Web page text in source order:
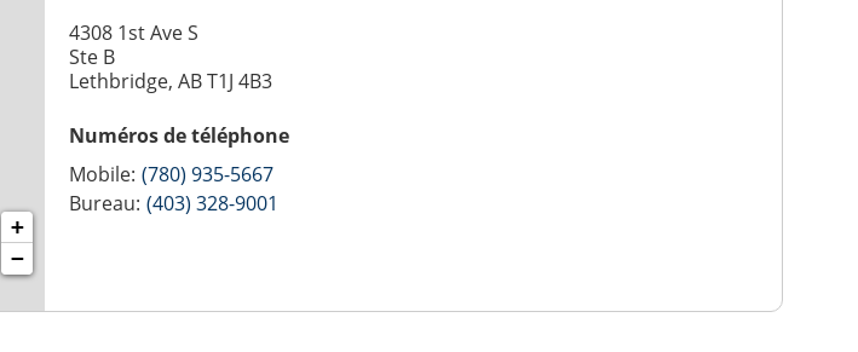
+
−
4308 1st Ave S
Ste B
Lethbridge, AB T1J 4B3
Numéros de téléphone
Mobile: (780) 935-5667
Bureau: (403) 328-9001